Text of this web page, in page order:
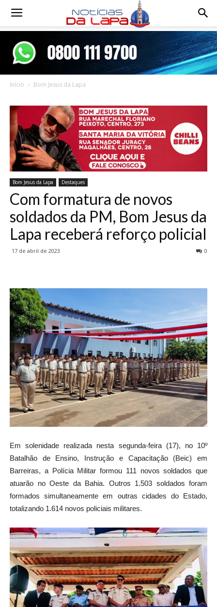
Notícias
Início Bom Jesus da Lapa
Bom Jesus da Lapa Destaques
Com formatura de novos
soldados da PM, Bom Jesus da
Lapa receberá reforço policial
17 de abril de 2023 0
Em solenidade realizada nesta segunda-feira (17), no 10º
Batalhão de Ensino, Instrução e Capacitação (Beic) em
Barreiras, a Polícia Militar formou 111 novos soldados que
atuarão no Oeste da Bahia. Outros 1.503 soldados foram
formados simultaneamente em outras cidades do Estado,
totalizando 1.614 novos policiais militares.